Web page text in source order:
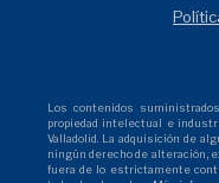
Los contenidos
propiedad intelectual e
Valladolid. La adquisición de
ningún derecho de alteración,
fuera de lo estrictamente